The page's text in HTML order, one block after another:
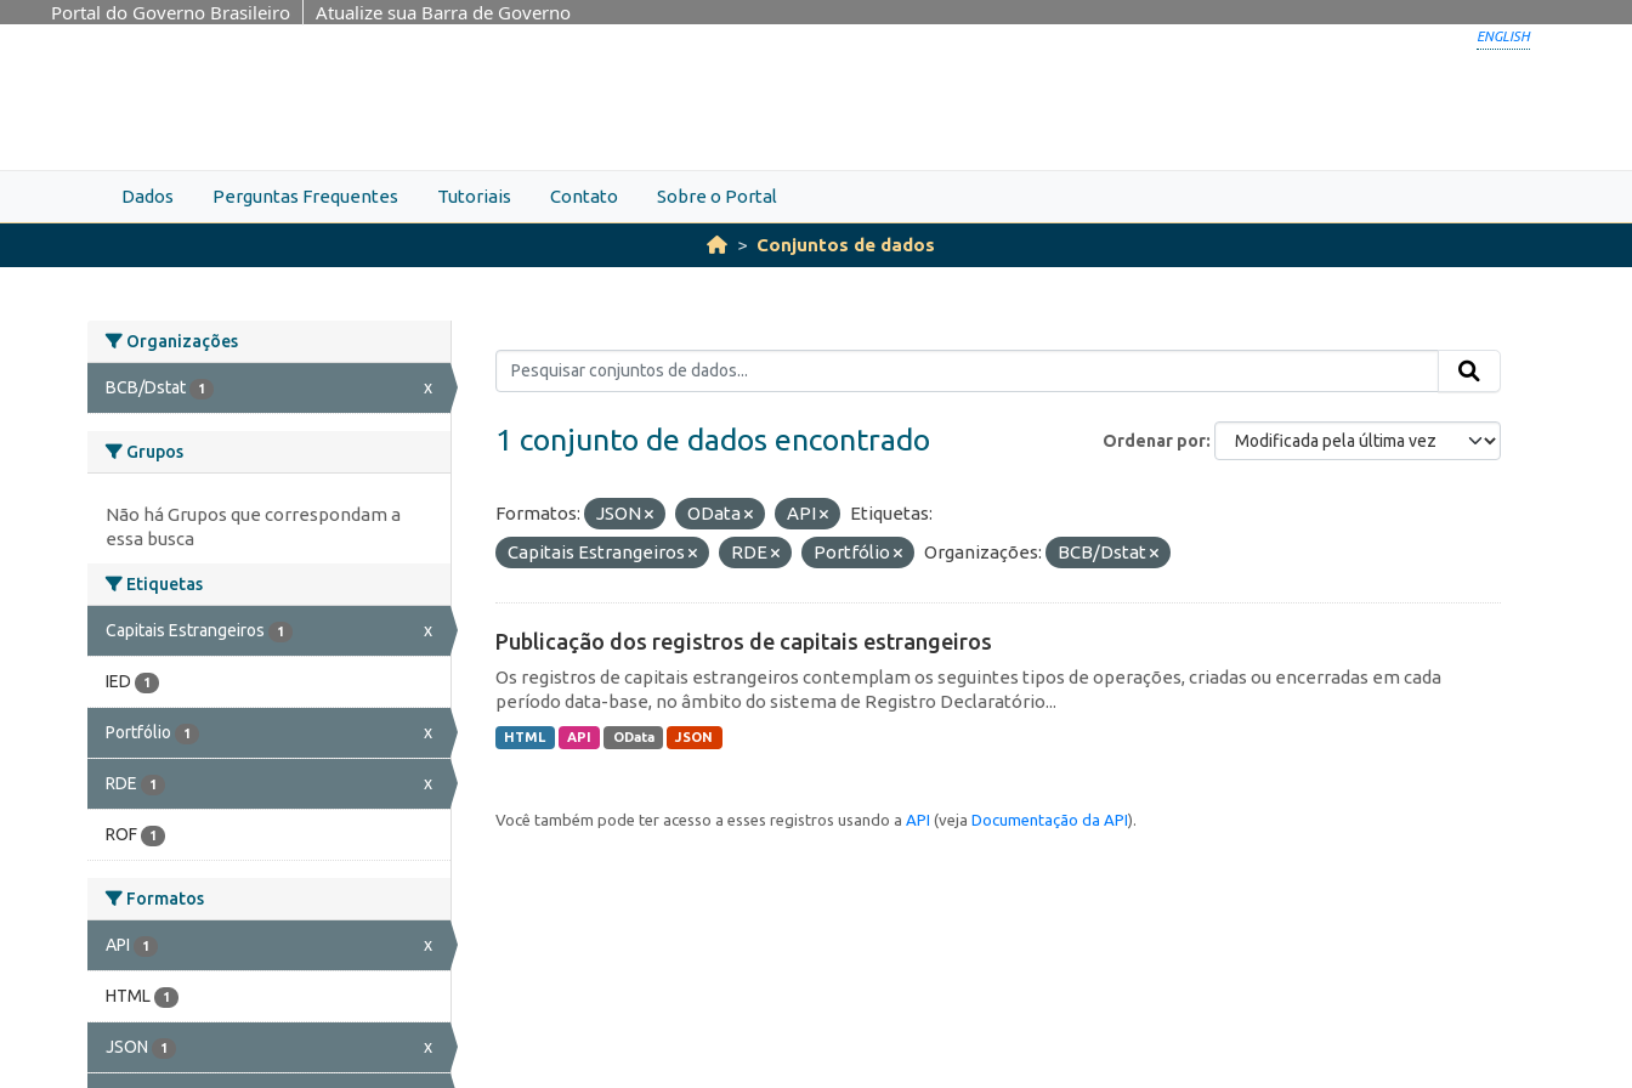
Skip to main content
Portal do Governo Brasileiro Atualize sua Barra de Governo
ENGLISH
Dados Perguntas Frequentes Tutoriais Contato Sobre o Portal
Conjuntos de dados
Organizações
BCB/Dstat 1 x
Grupos
Não há Grupos que correspondam a
essa busca
Etiquetas
Capitais Estrangeiros 1 x
IED 1
Portfólio 1 x
RDE 1 x
ROF 1
Formatos
API 1 x
HTML 1
JSON 1 x
Ordenar por
1 conjunto de dados encontrado
Formatos: JSON OData API
Etiquetas:
Capitais Estrangeiros
RDE Portfólio Organizações: BCB/Dstat
Publicação dos registros de capitais estrangeiros
Os registros de capitais estrangeiros contemplam os seguintes tipos de operações, criadas ou encerradas em cada
período data-base, no âmbito do sistema de Registro Declaratório...
HTML API OData JSON
Você também pode ter acesso a esses registros usando a API (veja Documentação da API).